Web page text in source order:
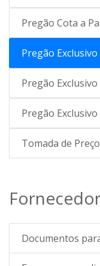
Pregão Cota a
Pregão Exclusivo
Pregão Exclusivo
Pregão
Tomada de Preço
Documentos